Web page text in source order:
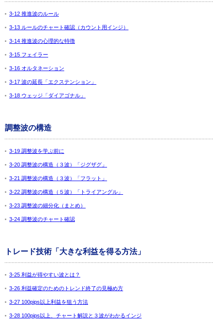
3-12 推進波のルール
3-13 ルールのチャート確認（カウント用インジ）
3-14 推進波の心理的な特徴
3-15 フェイラー
3-16 オルタネーション
3-17 波の延長「エクステンション」
3-18 ウェッジ「ダイアゴナル」
調整波の構造
3-19 調整波を学ぶ前に
3-20 調整波の構造（３波）「ジグザグ」
3-21 調整波の構造（３波）「フラット」
3-22 調整波の構造（５波）「トライアングル」
3-23 調整波の細分化（まとめ）
3-24 調整波のチャート確認
トレード技術「大きな利益を得る方法」
3-25 利益が得やすい波とは？
3-26 利益確定のためのトレンド終了の見極め方
3-27 100pips以上利益を狙う方法
3-28 100pips以上、チャート解説と３波がわかるインジ